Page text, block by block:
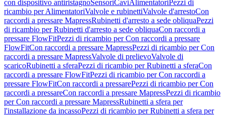
con dispositivo antiristagnoSensoriCaviAlimentatori Pezzi di
ricambio per AlimentatoriValvole e rubinettiValvole d'arrestoCon
raccordi a pressare MapressRubinetti d'arresto a sede obliquaPezzi
di ricambio per Rubinetti d'arresto a sede obliquaCon raccordi a
pressare FlowFitPezzi di ricambio per Con raccordi a pressare
FlowFitCon raccordi a pressare MapressPezzi di ricambio per Con
raccordi a pressare MapressValvole di prelievoValvole di
scaricoRubinetti a sferaPezzi di ricambio per Rubinetti a sferaCon
raccordi a pressare FlowFitPezzi di ricambio per Con raccordi a
pressare FlowFitCon raccordi a pressarePezzi di ricambio per Con
raccordi a pressareCon raccordi a pressare MapressPezzi di ricambio
per Con raccordi a pressare MapressRubinetti a sfera per
l'installazione da incassoPezzi di ricambio per Rubinetti a sfera per